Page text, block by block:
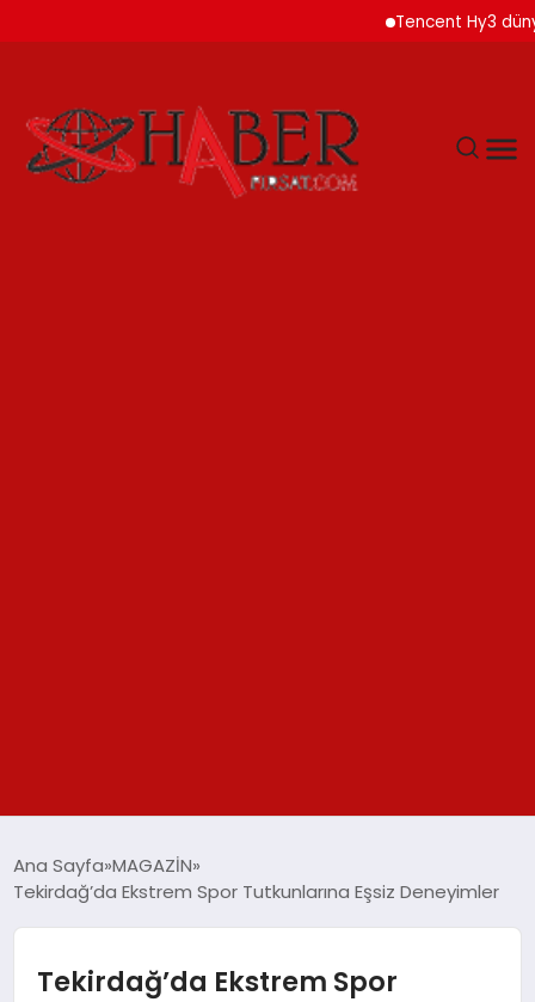
Tencent Hy3 dünya
YAŞAM
Ana Sayfa MAGAZİN
Tekirdağ’da Ekstrem Spor Tutkunlarına Eşsiz Deneyimler
Tekirdağ’da Ekstrem Spor